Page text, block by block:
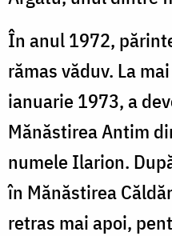
În anul 1972,
rămas văduv. La
ianuarie 1973, a
Mănăstirea Antim
numele Ilarion.
în Mănăstirea
retras mai apoi,